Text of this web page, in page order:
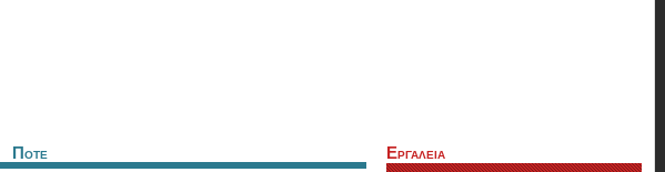
Ποτε Εργαλεια